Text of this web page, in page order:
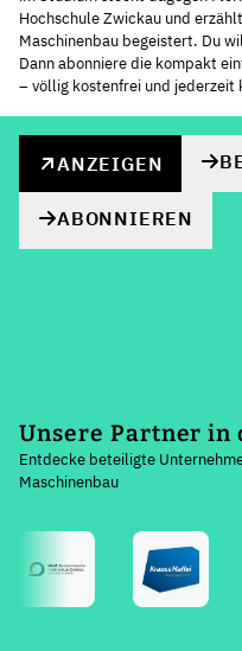
Hochschule Zwickau und
Maschinenbau begeistert. Du
Dann abonniere die kompakt
– völlig kostenfrei und jederzeit
ANZEIGEN
ABONNIEREN
Unsere Partner in
Entdecke beteiligte
Maschinenbau